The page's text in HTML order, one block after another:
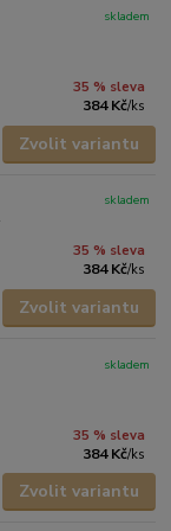
35 % sleva
384 Kč/ks
skladem
Zvolit variantu
35 % sleva
384 Kč/ks
skladem
Zvolit variantu
35 % sleva
384 Kč/ks
skladem
Zvolit variantu